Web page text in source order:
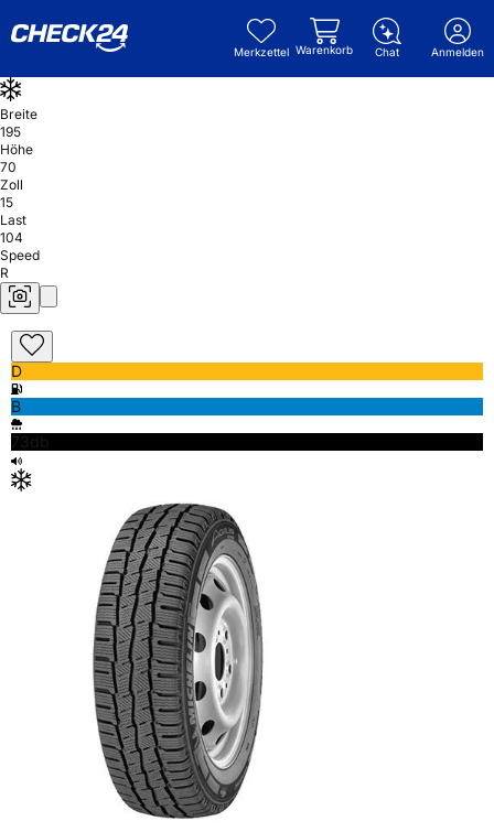
Merkzettel Warenkorb Chat Anmelden
Breite
195
Höhe
70
Zoll
15
Last
104
Speed
R
D
B
73db